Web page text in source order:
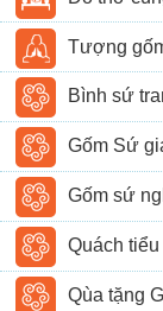
Tượng
Bình sứ
Gốm Sứ
Gốm sứ
Quách
Qùa tặng